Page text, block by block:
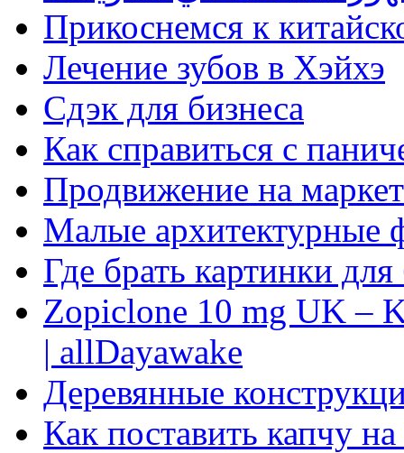
Прикоснемся к
Лечение зубов в Хэйхэ
Сдэк для бизнеса
Как справиться с
Продвижение на
Малые архитектурные
Где брать картинки
Zopiclone 10 mg UK –
| allDayawake
Деревянные
Как поставить капчу